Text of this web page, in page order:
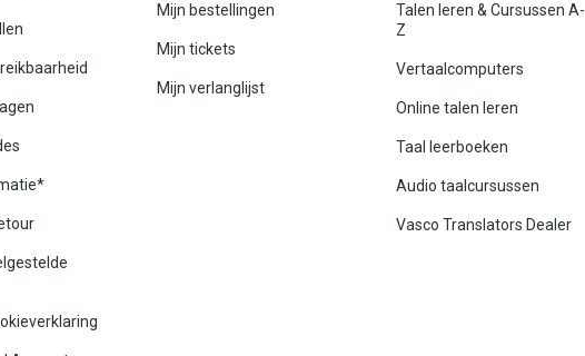
Mijn bestellingen
Mijn tickets
Mijn verlanglijst
Talen leren & Cursussen A-
Z
Vertaalcomputers
Online talen leren
Taal leerboeken
Audio taalcursussen
Vasco Translators Dealer